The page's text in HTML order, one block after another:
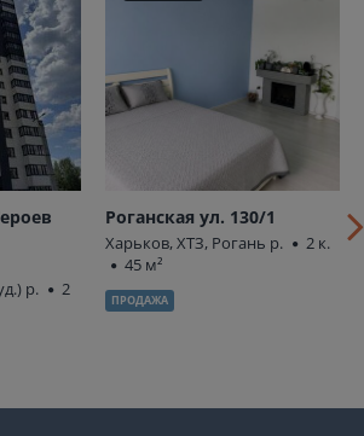
р.
2
Роганская ул. 130/1
Харьков, ХТЗ, Рогань р.
2 к.
45 м²
ПРОДАЖА